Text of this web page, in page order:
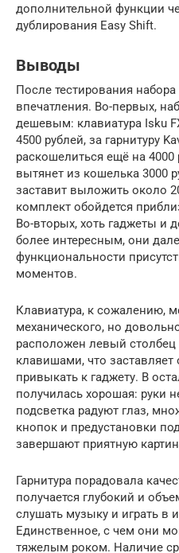
дополнительной функции
дублирования Easy Shift.
Выводы
После тестирования
впечатления. Во-первых,
дешевым: клавиатура Isku
4500 рублей, за гарнитуру
раскошелиться ещё на
вытянет из кошелька 3000
заставит выложить около
комплект обойдется
Во-вторых, хоть гаджеты и
более интересным, они
функциональности
моментов.
Клавиатура, к сожалению,
механического, но
расположен левый
клавишами, что
привыкать к гаджету. В
получилась хорошая: руки
подсветка радуют глаз,
кнопок и предустановки
завершают приятную
Гарнитура порадовала
получается глубокий и
слушать музыку и играть в
Единственное, с чем они
тяжелым роком. Наличие